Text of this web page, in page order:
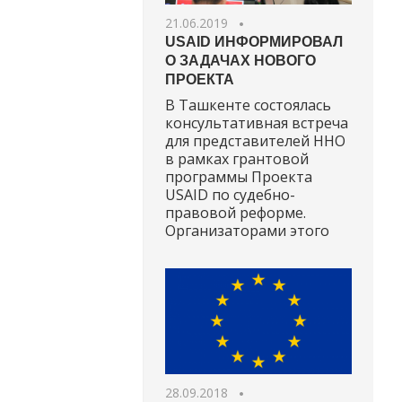
21.06.2019
USAID ИНФОРМИРОВАЛ
О ЗАДАЧАХ НОВОГО
ПРОЕКТА
В Ташкенте состоялась
консультативная встреча
для представителей ННО
в рамках грантовой
программы Проекта
USAID по судебно-
правовой реформе.
Организаторами этого
28.09.2018